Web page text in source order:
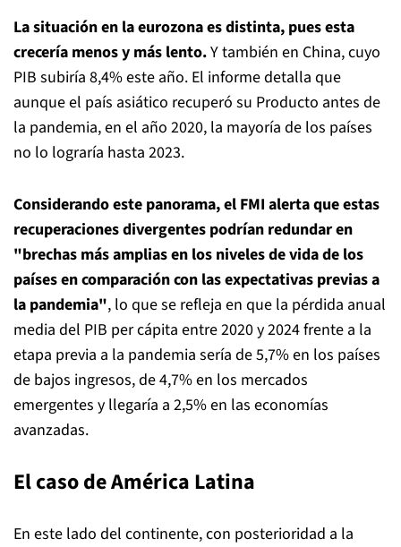
La situación en la eurozona es distinta, pues esta
crecería menos y más lento.Y también en China, cuyo
PIB subiría 8,4% este año. El informe detalla que
aunque el país asiático recuperó su Producto antes de
la pandemia, en el año 2020, la mayoría de los países
no lo lograría hasta 2023.
Considerando este panorama, el FMI alerta que estas
recuperaciones divergentes podrían redundar en
"brechas más amplias en los niveles de vida de los
países en comparación con las expectativas previas a
la pandemia", lo que se refleja en que la pérdida anual
media del PIB per cápita entre 2020 y 2024 frente a la
etapa previa a la pandemia sería de 5,7% en los países
de bajos ingresos, de 4,7% en los mercados
emergentes y llegaría a 2,5% en las economías
avanzadas.
El caso de América Latina
En este lado del continente, con posterioridad a la